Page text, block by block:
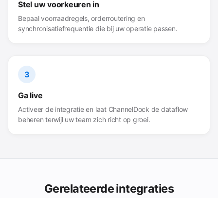
Stel uw voorkeuren in
Bepaal voorraadregels, orderroutering en
synchronisatiefrequentie die bij uw operatie passen.
3
Ga live
Activeer de integratie en laat ChannelDock de dataflow
beheren terwijl uw team zich richt op groei.
Gerelateerde integraties